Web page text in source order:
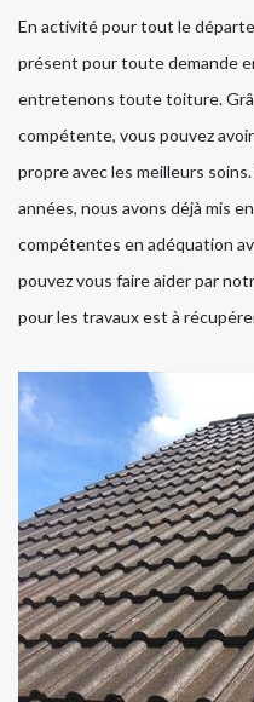
En activité pour tout le
présent pour toute demande
entretenons toute toiture.
compétente, vous pouvez
propre avec les meilleurs
années, nous avons déjà mis
compétentes en adéquation
pouvez vous faire aider par
pour les travaux est à